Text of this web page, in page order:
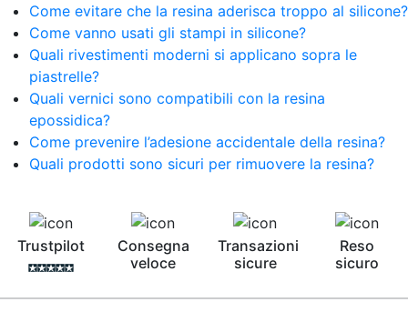
Come evitare che la resina aderisca troppo al silicone?
Come vanno usati gli stampi in silicone?
Quali rivestimenti moderni si applicano sopra le
piastrelle?
Quali vernici sono compatibili con la resina
epossidica?
Come prevenire l’adesione accidentale della resina?
Quali prodotti sono sicuri per rimuovere la resina?
Trustpilot
Consegna
veloce
Transazioni
sicure
Reso
sicuro